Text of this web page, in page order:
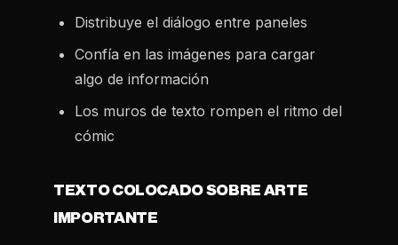
Distribuye el diálogo entre paneles
Confía en las imágenes para cargar
algo de información
Los muros de texto rompen el ritmo del
cómic
TEXTO COLOCADO SOBRE ARTE
IMPORTANTE